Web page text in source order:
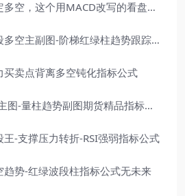
趋势柱红绿一眼定多空，这个用MACD改写的看盘指标，把顶底信号可视化后简单多了
文华财经wh6波段多空主副图-阶梯红绿柱趋势跟踪指标公式
买卖点背离多空钝化指标公式
文华财经DK均线主图-量柱趋势副图期货精品指标公式
-支撑压力转折-RSI强弱指标公式
趋势-红绿波段柱指标公式无未来